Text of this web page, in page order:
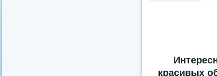
красивых